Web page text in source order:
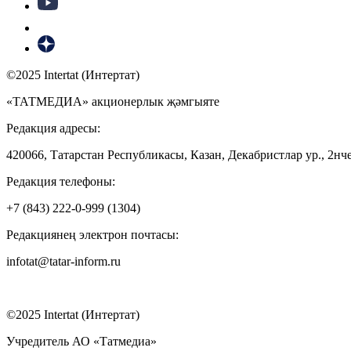
©2025 Intertat (Интертат)
«ТАТМЕДИА» акционерлык җәмгыяте
Редакция адресы:
420066, Татарстан Республикасы, Казан, Декабристлар ур.,
Редакция телефоны:
+7 (843) 222-0-999 (1304)
Редакциянең электрон почтасы:
infotat@tatar-inform.ru
©2025 Intertat (Интертат)
Учредитель АО «Татмедиа»